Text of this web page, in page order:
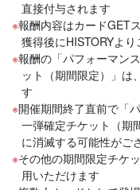
直接付与されます
報酬内容はカードGET
獲得後にHISTORYよ
報酬の「パフォーマン
ット（期間限定）」は
す
開催期間終了直前で「
一弾確定チケット（期
に消滅する可能性がご
その他の期間限定チケ
用いただけます